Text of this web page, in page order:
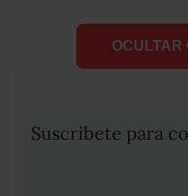
OCULTAR
Suscribete para